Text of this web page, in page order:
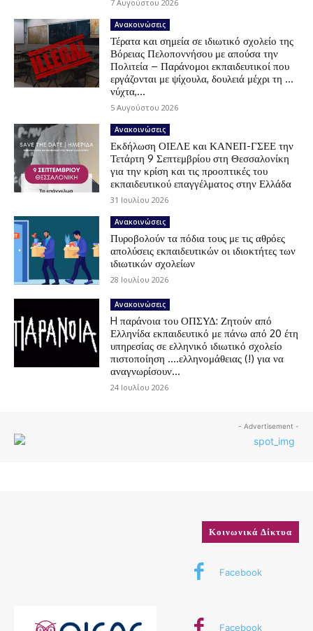
7 Αυγούστου 2026
Ανακοινώσεις
Τέρατα και σημεία σε ιδιωτικό σχολείο της
Βόρειας Πελοποννήσου με απούσα την
Πολιτεία – Παράνομοι εκπαιδευτικοί που
εργάζονται με ψίχουλα, δουλειά μέχρι τη …
νύχτα,...
5 Αυγούστου 2026
Ανακοινώσεις
Εκδήλωση ΟΙΕΛΕ και ΚΑΝΕΠ-ΓΣΕΕ την
Τετάρτη 9 Σεπτεμβρίου στη Θεσσαλονίκη
για την κρίση και τις προοπτικές του
εκπαιδευτικού επαγγέλματος στην Ελλάδα
31 Ιουλίου 2026
Ανακοινώσεις
Πυροβολούν τα πόδια τους με τις αθρόες
απολύσεις εκπαιδευτικών οι ιδιοκτήτες των
ιδιωτικών σχολείων
28 Ιουλίου 2026
Ανακοινώσεις
H παράνοια του ΟΠΣΥΔ: Ζητούν από
Ελληνίδα εκπαιδευτικό με πάνω από 20 έτη
υπηρεσίας σε ελληνικό ιδιωτικό σχολείο
πιστοποίηση ….ελληνομάθειας (!) για να
αναγνωρίσουν...
24 Ιουλίου 2026
- Advertisement -
Κοινωνικά Δίκτυα
Facebook
Facebook